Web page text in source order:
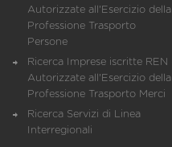
Autorizzate all'Esercizio della
Professione Trasporto
Persone
Ricerca Imprese iscritte REN
Autorizzate all'Esercizio della
Professione Trasporto Merci
Ricerca Servizi di Linea
Interregionali